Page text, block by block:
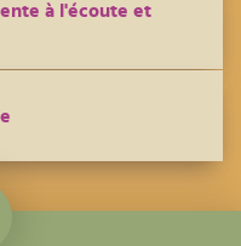
à l'écoute et